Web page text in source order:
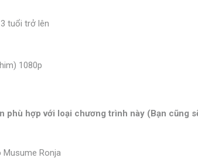
tuổi trở lên
1080p
phù hợp với loại chương trình này (Bạn cũng
Ronja